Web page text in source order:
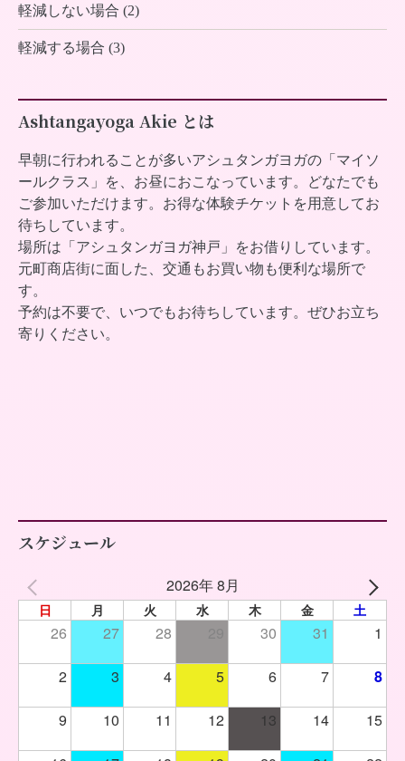
軽減しない場合 (2)
軽減する場合 (3)
Ashtangayoga Akie とは
早朝に行われることが多いアシュタンガヨガの「マイソ
ールクラス」を、お昼におこなっています。どなたでも
ご参加いただけます。お得な体験チケットを用意してお
待ちしています。
場所は「アシュタンガヨガ神戸」をお借りしています。
元町商店街に面した、交通もお買い物も便利な場所で
す。
予約は不要で、いつでもお待ちしています。ぜひお立ち
寄りください。
スケジュール
2026年 8月
日 月 火 水 木 金 土
26 27 28 30 31 1
2 3 4 5 6 7 8
9 10 11 12 13 14 15